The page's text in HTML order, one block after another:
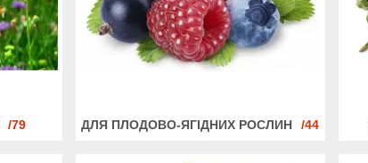
79 ДЛЯ ПЛОДОВО-ЯГІДНИХ РОСЛИН 44